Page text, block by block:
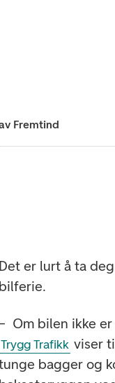
Fremtind
Det er lurt å ta
bilferie.
– Om bilen ikke
Trygg Trafikk viser
bagger og